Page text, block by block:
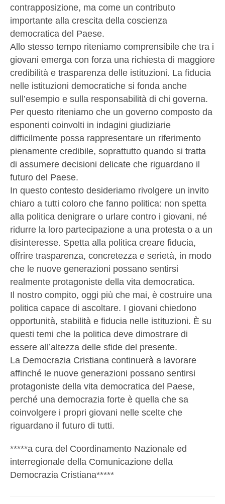
contrapposizione, ma come un contributo
importante alla crescita della coscienza
democratica del Paese.
Allo stesso tempo riteniamo comprensibile che tra i
giovani emerga con forza una richiesta di maggiore
credibilità e trasparenza delle istituzioni. La fiducia
nelle istituzioni democratiche si fonda anche
sull’esempio e sulla responsabilità di chi governa.
Per questo riteniamo che un governo composto da
esponenti coinvolti in indagini giudiziarie
difficilmente possa rappresentare un riferimento
pienamente credibile, soprattutto quando si tratta
di assumere decisioni delicate che riguardano il
futuro del Paese.
In questo contesto desideriamo rivolgere un invito
chiaro a tutti coloro che fanno politica: non spetta
alla politica denigrare o urlare contro i giovani, né
ridurre la loro partecipazione a una protesta o a un
disinteresse. Spetta alla politica creare fiducia,
offrire trasparenza, concretezza e serietà, in modo
che le nuove generazioni possano sentirsi
realmente protagoniste della vita democratica.
Il nostro compito, oggi più che mai, è costruire una
politica capace di ascoltare. I giovani chiedono
opportunità, stabilità e fiducia nelle istituzioni. È su
questi temi che la politica deve dimostrare di
essere all’altezza delle sfide del presente.
La Democrazia Cristiana continuerà a lavorare
affinché le nuove generazioni possano sentirsi
protagoniste della vita democratica del Paese,
perché una democrazia forte è quella che sa
coinvolgere i propri giovani nelle scelte che
riguardano il futuro di tutti.
*****a cura del Coordinamento Nazionale ed
interregionale della Comunicazione della
Democrazia Cristiana*****